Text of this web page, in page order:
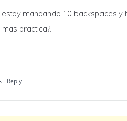
mandando 10 backspaces y
practica?.
Reply